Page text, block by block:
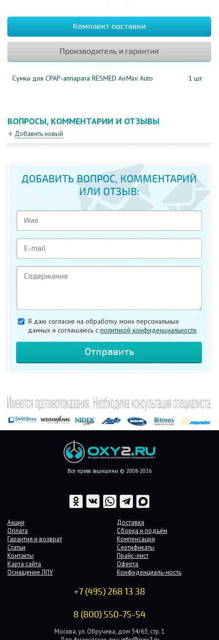
Комплект поставки
Производитель и гарантия
Сумка для СРАР-аппарата RESMED AirMini Auto 1 шт
ВОПРОСЫ, КОММЕНТАРИИ И ОТЗЫВЫ
Добавить новый
ДОБАВИТЬ ВОПРОС, КОММЕНТАРИЙ
ИЛИ ОТЗЫВ:
Я даю согласие на обработку моих персональных
данных и соглашаюсь c политикой конфиденциальности
Все права защищены © 2008-2026
Акции
Доставка
Оплата
Сборка и подъём
Гарантия и возврат
Компенсация
Статьи
Сертификаты
Контакты
Прайс-лист
Карта сайта
Оферта
Оснащение ЛПУ
Конфиденциаль-ность
+7 (495) 268 13 38
8 (800) 550-75-54
Москва, ул. Обручева, дом 34/63, стр. 1